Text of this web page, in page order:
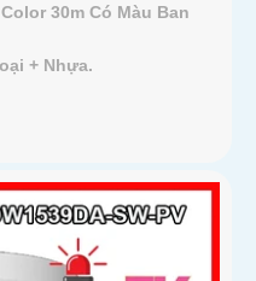
30m Có Màu Ban
+ Nhựa.